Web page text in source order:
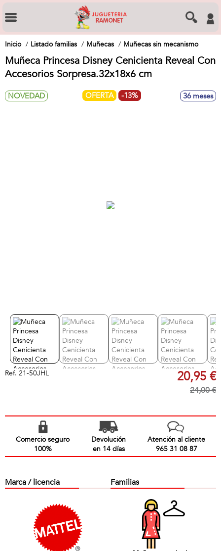
Inicio Listado familias Muñecas Muñecas sin mecanismo
Muñeca Princesa Disney Cenicienta Reveal Con
Accesorios Sorpresa.32x18x6 cm
NOVEDAD OFERTA -13% 36 meses
Ref. 21-50JHL 20,95 €
24,00 €
Comercio seguro
100%
Devolución
en 14 días
Atención al cliente
965 31 08 87
Marca / licencia Familias